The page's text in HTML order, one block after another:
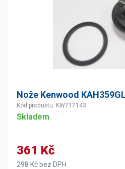
Nože Kenwood KAH359GL
Kód produktu: KW717143
Skladem
361 Kč
298 Kč bez DPH